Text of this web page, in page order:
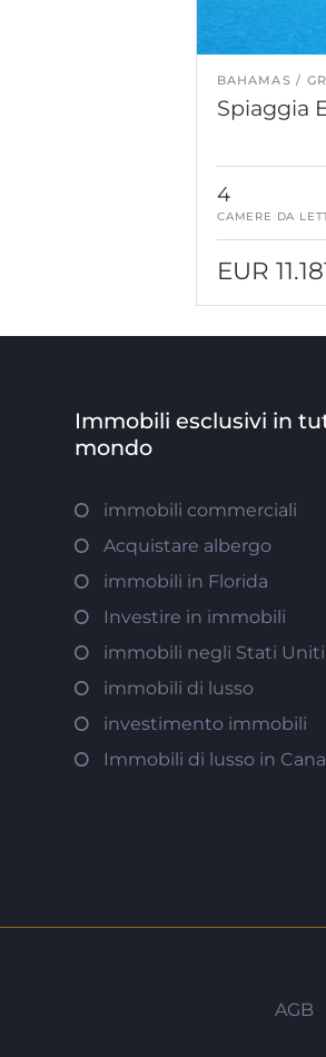
BAHAMAS
Spiaggia
4
CAMERE DA
EUR
Immobili esclusivi in
mondo
immobili commerciali
Acquistare albergo
immobili in Florida
Investire in immobili
immobili negli Stati Uniti
immobili di lusso
investimento immobili
Immobili di lusso in
AGB